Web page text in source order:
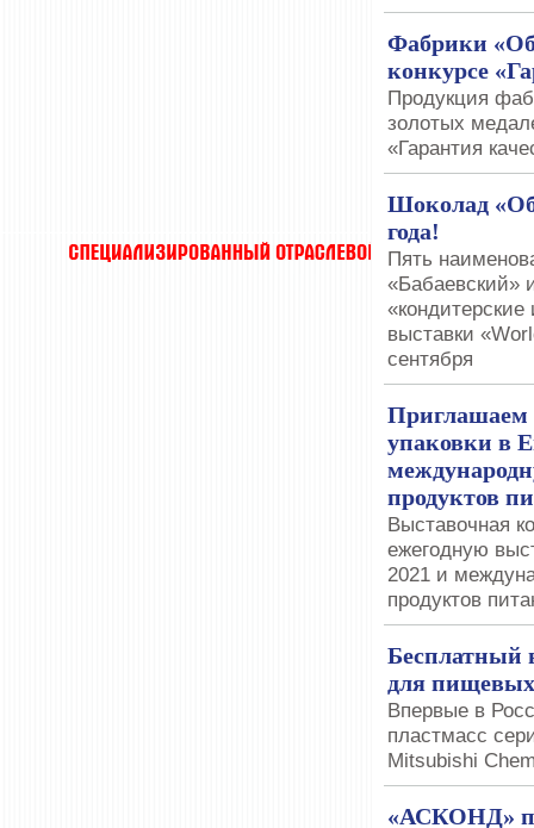
Фабрики
конкурсе
Продукция
золотых
«Гарантия
Шоколад
года!
Пять
«Бабаевский»
выставки
сентября
Приглашаем
упаковки в
продуктов
Выставочная
ежегодную
2021 и
продуктов
Бесплатный
для пищевых
Впервые в
пластмасс
Mitsubishi
«АСКОНД»